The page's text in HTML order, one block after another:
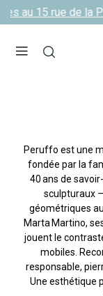
au 15 rue de la
Peruffo est une
fondée par la
40 ans de
sculpturaux
géométriques
Marta Martino,
jouent le
mobiles.
responsable,
Une esthétique